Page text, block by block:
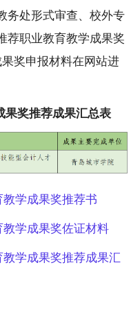
务处形式审查、校外专
荐职业教育教学成果奖
奖申报材料在网站进
果奖推荐成果汇总表
学成果奖推荐书
教学成果奖佐证材料
学成果奖推荐成果汇